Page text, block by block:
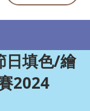
日填色/繪
2024